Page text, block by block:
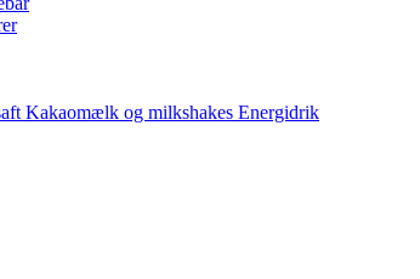
Kakaomælk og milkshakes Energidrik